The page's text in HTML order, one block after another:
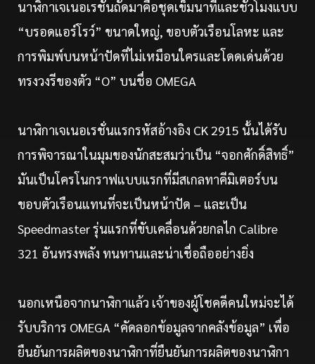
นาฬิกาเจเนอเรชั่นถัดมาคือชุดเข็มนาทีและชั่วโมงแบบ
“บรอดแอร์โรว์” ขนาดใหญ่, ขอบตัวเรือนโลหะ และ
การพิมพ์บนหน้าปัดที่ไม่เหมือนใครและโดดเด่นด้วย
ทรงวงรีของตัว “O” บนชื่อ OMEGA
นาฬิกาเจเนอเรชั่นแรกรหัสอ้างอิง CK 2915 นั้นได้รับ
การพิจารณาในมุมของนักสะสมว่าเป็น “จอกศักดิ์สิทธิ์”
มันเป็นโครโนกราฟแบบแรกที่มีสเกลทาคีมิเตอร์บน
ขอบตัวเรือนแทนที่จะเป็นหน้าปัด – และเป็น
Speedmaster รุ่นแรกที่ขับเคลื่อนด้วยกลไก Calibre
321 อันทรงพลัง ทนทานและน่าเชื่อถืออย่างยิ่ง
นอกเหนือจากนาฬิกาแล้ว เจ้าของผู้โชคดีคนใหม่จะได้
รับบริการ OMEGA “คัดลอกข้อมูลจากคลังข้อมูล” เพื่อ
ยืนยันการผลิตของนาฬิกาที่ยืนยันการผลิตของนาฬิกา